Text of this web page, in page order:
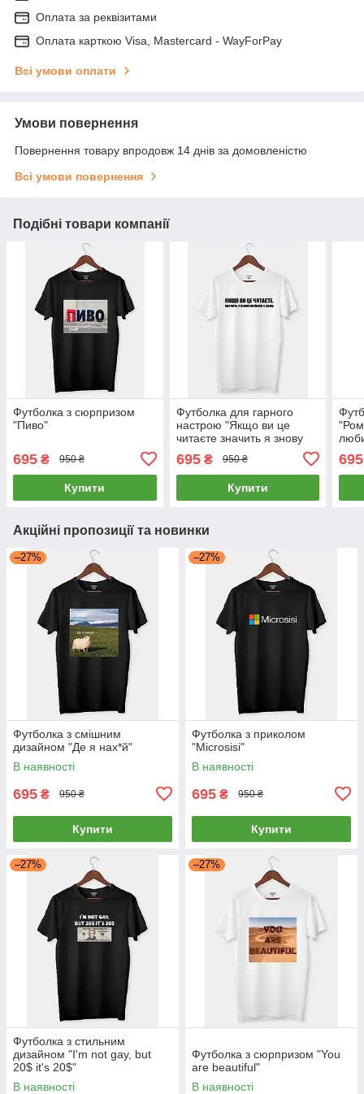
Оплата за реквізитами
Оплата карткою Visa, Mastercard - WayForPay
Всі умови оплати
Умови повернення
Повернення товару впродовж 14 днів за домовленістю
Всі умови повернення
Подібні товари компанії
Футболка з сюрпризом
"Пиво"
695 ₴ 950 ₴
Купити
Футболка для гарного
настрою "Якщо ви це
читаєте значить я знову
695₴ 950 ₴
Купити
695
Акційні пропозиції та новинки
–27%
Футболка з смішним
дизайном "Де я нах*й"
В наявності
695 ₴ 950 ₴
Купити
–27%
Футболка з приколом
"Microsisi"
В наявності
695 ₴ 950 ₴
Купити
–27%
Футболка з стильним
дизайном "I'm not gay, but
20$ it's 20$"
В наявності
–27%
Футболка з сюрпризом "You
are beautiful"
В наявності